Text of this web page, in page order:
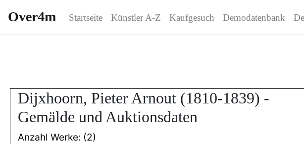
Over4m Startseite Künstler A-Z Kaufgesuch Demodatenbank
Dijxhoorn, Pieter Arnout (1810-1839) -
Gemälde und Auktionsdaten
Anzahl Werke: (2)